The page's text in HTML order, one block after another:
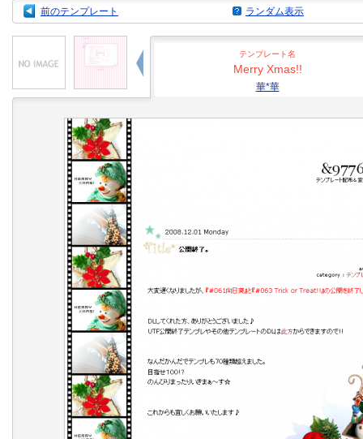
前のテンプレート ランダム表示
テンプレート名
Merry Xmas!!
華*華